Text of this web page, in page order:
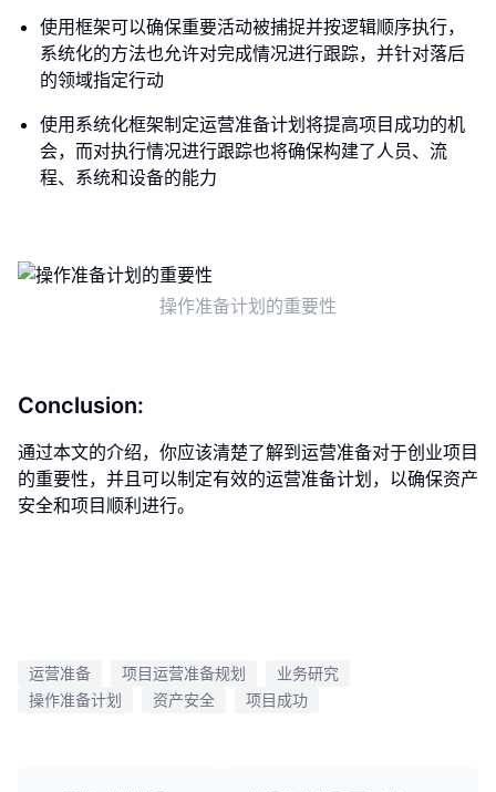
使用框架可以确保重要活动被捕捉并按逻辑顺序执行，
系统化的方法也允许对完成情况进行跟踪，并针对落后
的领域指定行动
使用系统化框架制定运营准备计划将提高项目成功的机
会，而对执行情况进行跟踪也将确保构建了人员、流
程、系统和设备的能力
操作准备计划的重要性
Conclusion:
通过本文的介绍，你应该清楚了解到运营准备对于创业项目
的重要性，并且可以制定有效的运营准备计划，以确保资产
安全和项目顺利进行。
运营准备 项目运营准备规划
业务研究
操作准备计划
资产安全 项目成功